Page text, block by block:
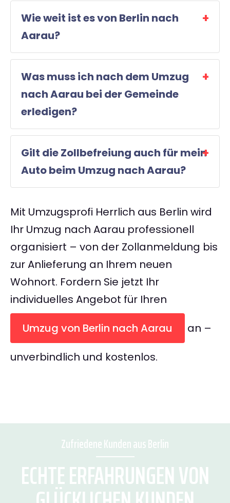
Wie weit ist es von Berlin nach
Aarau?
Was muss ich nach dem Umzug
nach Aarau bei der Gemeinde
erledigen?
Gilt die Zollbefreiung auch für mein
Auto beim Umzug nach Aarau?
Mit Umzugsprofi Herrlich aus Berlin wird
Ihr Umzug nach Aarau professionell
organisiert – von der Zollanmeldung bis
zur Anlieferung an Ihrem neuen
Wohnort. Fordern Sie jetzt Ihr
individuelles Angebot für Ihren
Umzug von Berlin nach Aarau
an –
unverbindlich und kostenlos.
Zufriedene Kunden aus Berlin
ECHTE ERFAHRUNGEN VON